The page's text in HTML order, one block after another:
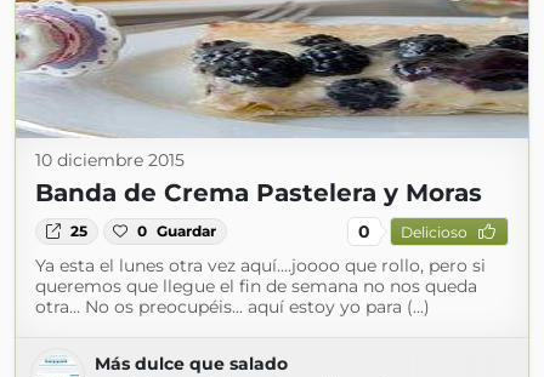
10 diciembre 2015
Banda de Crema Pastelera y Moras
25 0 Guardar 0 Delicioso
Ya esta el lunes otra vez aquí....joooo que rollo, pero si
queremos que llegue el fin de semana no nos queda
otra... No os preocupéis... aquí estoy yo para (...)
Más dulce que salado